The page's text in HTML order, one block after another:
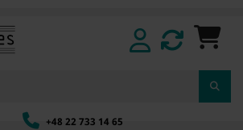
+48 22 733 14 65